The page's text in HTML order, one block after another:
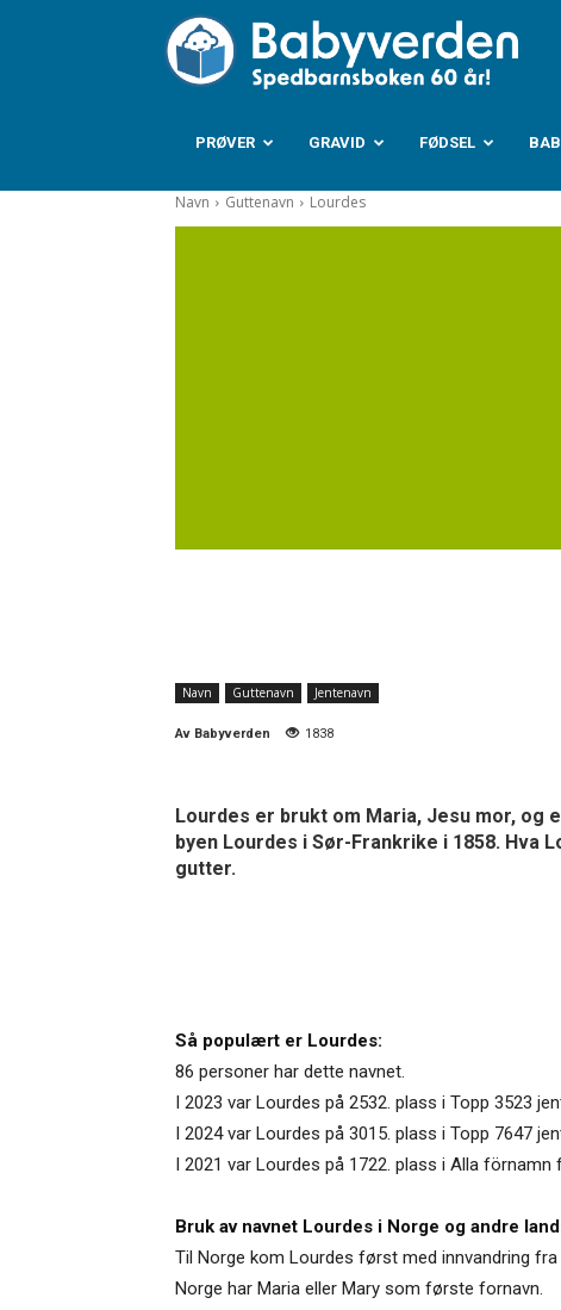
PRØVER GRAVID FØDSEL
Navn Guttenavn Lourdes
Navn Guttenavn Jentenavn
Av Babyverden 1838
Lourdes er brukt om Maria, Jesu mor, og
byen Lourdes i Sør-Frankrike i 1858.
gutter.
Så populært er Lourdes:
86 personer har dette navnet.
I 2023 var Lourdes på 2532. plass i Topp 3523
I 2024 var Lourdes på 3015. plass i Topp 7647
I 2021 var Lourdes på 1722. plass i Alla förnamn
Bruk av navnet Lourdes i Norge og andre
Til Norge kom Lourdes først med innvandring
Norge har Maria eller Mary som første fornavn.